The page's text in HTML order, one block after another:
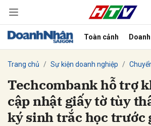
Toàn cảnh
Trang chủ Sự kiện doanh nghiệp
Techcombank hỗ trợ
cập nhật giấy tờ tùy
ký sinh trắc học trước